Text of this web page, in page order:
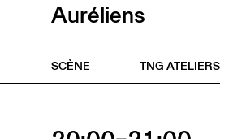
Auréliens
TNG ATELIERS
SCÈNE